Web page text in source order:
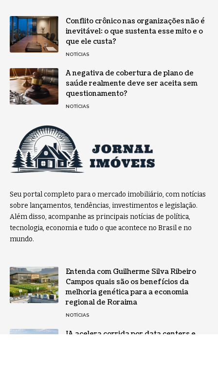
Conflito crônico nas organizações não é
inevitável: o que sustenta esse mito e o
que ele custa?
NOTÍCIAS
A negativa de cobertura de plano de
saúde realmente deve ser aceita sem
questionamento?
NOTÍCIAS
Seu portal completo para o mercado imobiliário, com notícias
sobre lançamentos, tendências, investimentos e legislação.
Além disso, acompanhe as principais notícias de política,
tecnologia, economia e tudo o que acontece no Brasil e no
mundo.
Entenda com Guilherme Silva Ribeiro
Campos quais são os benefícios da
melhoria genética para a economia
regional de Roraima
NOTÍCIAS
IA acelera corrida por data centers e